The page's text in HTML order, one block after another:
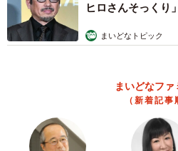
ヒロさんそっくり
まいどなトピック
まいどなファ
（新着記事